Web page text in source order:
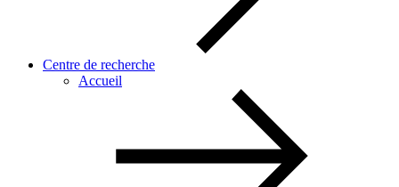
Centre de recherche
Accueil